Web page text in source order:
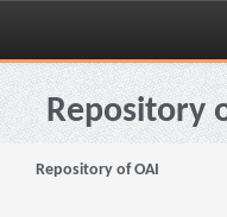
Skip
navigationRepository
Repository of OAI